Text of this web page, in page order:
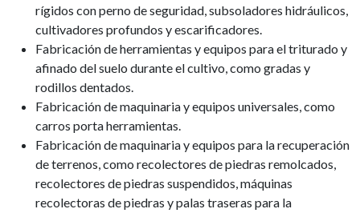
rígidos con perno de seguridad, subsoladores hidráulicos,
cultivadores profundos y escarificadores.
Fabricación de herramientas y equipos para el triturado y
afinado del suelo durante el cultivo, como gradas y
rodillos dentados.
Fabricación de maquinaria y equipos universales, como
carros porta herramientas.
Fabricación de maquinaria y equipos para la recuperación
de terrenos, como recolectores de piedras remolcados,
recolectores de piedras suspendidos, máquinas
recolectoras de piedras y palas traseras para la